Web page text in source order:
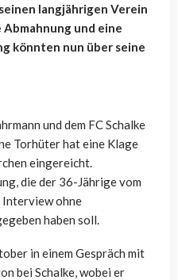
langjährigen Verein
und eine
könnten nun über seine
und dem FC Schalke
Torhüter hat eine Klage
eingereicht.
die der 36-Jährige vom
Interview ohne
haben soll.
in einem Gespräch mit
bei Schalke, wobei er